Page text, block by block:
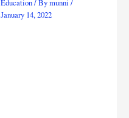
Education/ Bymunni /
January 14, 2022